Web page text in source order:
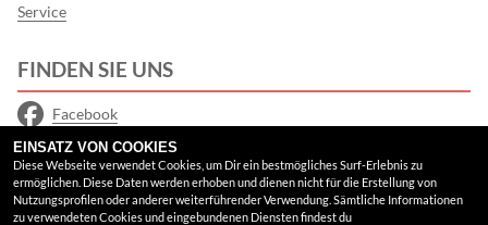
Service
FINDEN SIE UNS
Facebook
Instagram
Google Maps
EINSATZ VON COOKIES
Diese Webseite verwendet Cookies, um Dir ein bestmögliches Surf-Erlebnis zu
ermöglichen. Diese Daten werden erhoben und dienen nicht für die Erstellung von
Nutzungsprofilen oder anderer weiterführender Verwendung. Sämtliche Informationen
zu verwendeten Cookies und eingebundenen Diensten findest du